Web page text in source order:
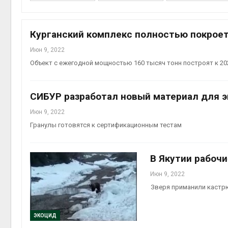
Курганский комплекс полностью
Июн 9, 2022
Объект с ежегодной мощностью 160 тысяч тонн построят к
СИБУР разработал новый материал для
Июн 9, 2022
Гранулы готовятся к сертификационным тестам
ЭКОЦИД
В Якутии
Июн 9, 2022
Зверя приманили
Авг 7,